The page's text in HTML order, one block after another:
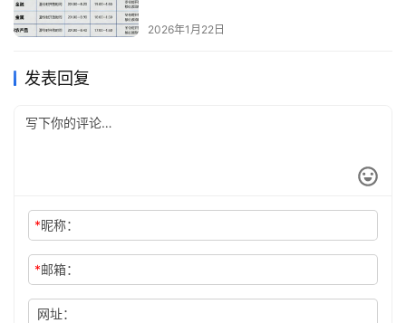
2026年1月22日
发表回复
*昵称：
*邮箱：
网址：